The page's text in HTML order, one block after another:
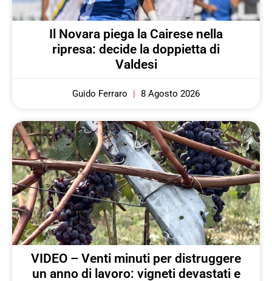
Il Novara piega la Cairese nella
ripresa: decide la doppietta di
Valdesi
Guido Ferraro 8 Agosto 2026
VIDEO – Venti minuti per distruggere
un anno di lavoro: vigneti devastati e